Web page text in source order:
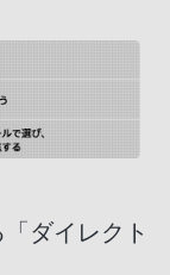
ダイレクト